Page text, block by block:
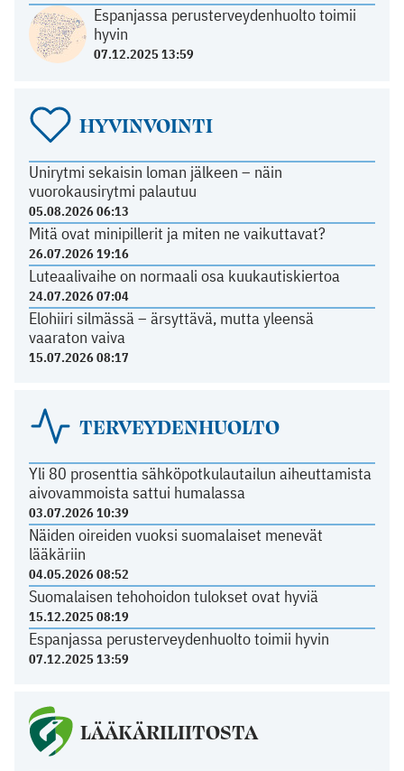
Espanjassa perusterveydenhuolto toimii
hyvin
07.12.2025 13:59
HYVINVOINTI
Unirytmi sekaisin loman jälkeen – näin
vuorokausirytmi palautuu
05.08.2026 06:13
Mitä ovat minipillerit ja miten ne vaikuttavat?
26.07.2026 19:16
Luteaalivaihe on normaali osa kuukautiskiertoa
24.07.2026 07:04
Elohiiri silmässä – ärsyttävä, mutta yleensä
vaaraton vaiva
15.07.2026 08:17
TERVEYDENHUOLTO
Yli 80 prosenttia sähköpotkulautailun aiheuttamista
aivovammoista sattui humalassa
03.07.2026 10:39
Näiden oireiden vuoksi suomalaiset menevät
lääkäriin
04.05.2026 08:52
Suomalaisen tehohoidon tulokset ovat hyviä
15.12.2025 08:19
Espanjassa perusterveydenhuolto toimii hyvin
07.12.2025 13:59
LÄÄKÄRILIITOSTA